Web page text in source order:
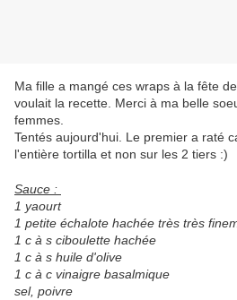
Ma fille a mangé ces wraps à la fête
voulait la recette. Merci à ma belle
femmes.
Tentés aujourd'hui. Le premier a raté
l'entière tortilla et non sur les 2 tiers :)
Sauce :
1 yaourt
1 petite échalote hachée très très
1 c à s ciboulette hachée
1 c à s huile d'olive
1 c à c vinaigre basalmique
sel, poivre